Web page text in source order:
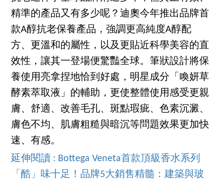
精準的產品又有多少呢？迪奧今年推出品牌首
款A醇抗老保養產品，強調更高純度A醇配
方、更溫和的屬性，以及更貼近科學美容的直
效性，讓其一登場便驚豔全球。筆狀設計將保
養使用亮拿捏地恰到好處，明星成分「喚妍草
酵素萃取液」的輔助，更使整體使用感受更親
膚、舒適、改善毛孔、斑點瑕疵、色素沉澱、
膚色不均、肌膚粗糙與暗沉等問題效果更加快
速、有感。
延伸閱讀 : Bottega Veneta首款頂級香水系列
「酷」味十足！品牌5大銷售精髓：建築與玻